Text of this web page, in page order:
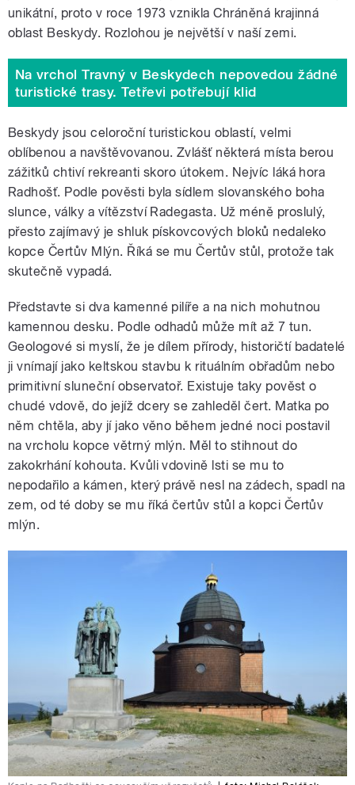
unikátní, proto v roce 1973 vznikla Chráněná krajinná
oblast Beskydy. Rozlohou je největší v naší zemi.
Na vrchol Travný v Beskydech nepovedou žádné
turistické trasy. Tetřevi potřebují klid
Beskydy jsou celoroční turistickou oblastí, velmi
oblíbenou a navštěvovanou. Zvlášť některá místa berou
zážitků chtiví rekreanti skoro útokem. Nejvíc láká hora
Radhošť. Podle pověsti byla sídlem slovanského boha
slunce, války a vítězství Radegasta. Už méně proslulý,
přesto zajímavý je shluk pískovcových bloků nedaleko
kopce Čertův Mlýn. Říká se mu Čertův stůl, protože tak
skutečně vypadá.
Představte si dva kamenné pilíře a na nich mohutnou
kamennou desku. Podle odhadů může mít až 7 tun.
Geologové si myslí, že je dílem přírody, historičtí badatelé
ji vnímají jako keltskou stavbu k rituálním obřadům nebo
primitivní sluneční observatoř. Existuje taky pověst o
chudé vdově, do jejíž dcery se zahleděl čert. Matka po
něm chtěla, aby jí jako věno během jedné noci postavil
na vrcholu kopce větrný mlýn. Měl to stihnout do
zakokrhání kohouta. Kvůli vdovině lsti se mu to
nepodařilo a kámen, který právě nesl na zádech, spadl na
zem, od té doby se mu říká čertův stůl a kopci Čertův
mlýn.